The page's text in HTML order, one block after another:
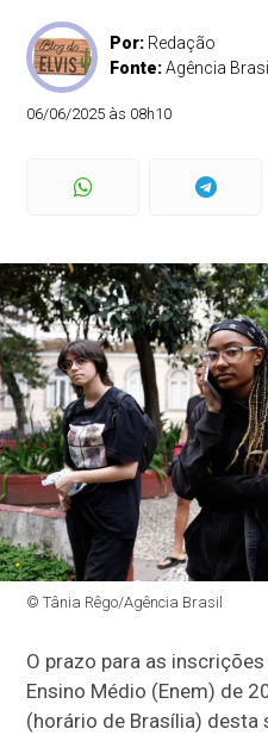
Por: Redação
Fonte:Agência Brasil
06/06/2025 às 08h10
© Tânia Rêgo/Agência Brasil
O prazo para as
Ensino Médio (Enem) de
(horário de Brasília)